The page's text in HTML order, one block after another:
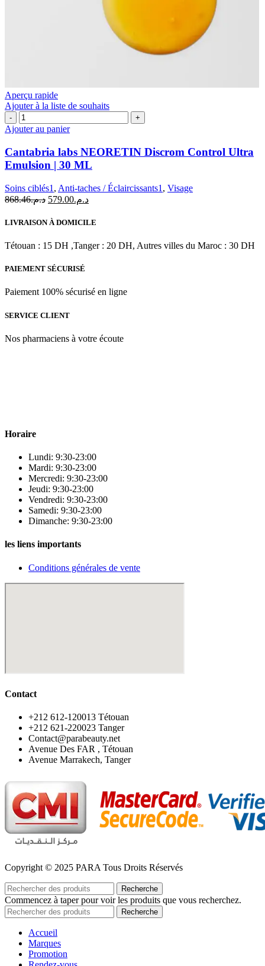
Aperçu rapide
Ajouter à la liste de souhaits
quantité
de
Cantabria
labs
NEORETIN
Discrom
Ultra
Emulsion
30
Ajouter au panier
Cantabria labs NEORETIN Discrom Control Ultra
Emulsion | 30 ML
Soins ciblés1 , Anti-taches / Éclaircissants1 , Visage
د.م.868.46
Le
initial
د.م.579.00
Le
actuel
د.م.579.00.
LIVRAISON À DOMICILE
Tétouan : 15 DH ,Tanger : 20 DH, Autres villes du Maroc : 30 DH
PAIEMENT SÉCURISÉ
Paiement 100% sécurisé en ligne
SERVICE CLIENT
Nos pharmaciens à votre écoute
Horaire
Lundi: 9:30-23:00
Mardi: 9:30-23:00
Mercredi: 9:30-23:00
Jeudi: 9:30-23:00
Vendredi: 9:30-23:00
Samedi: 9:30-23:00
Dimanche: 9:30-23:00
les liens importants
Conditions générales de vente
Contact
‪+212 612-120013 Tétouan
‪+212 621-220023 Tanger
Contact@parabeauty.net
Avenue Des FAR , Tétouan
Avenue Marrakech, Tanger
Copyright © 2025 PARA Tous Droits Réservés
Recherche
Commencez à taper pour voir les produits que vous recherchez.
Recherche
Accueil
Marques
Promotion